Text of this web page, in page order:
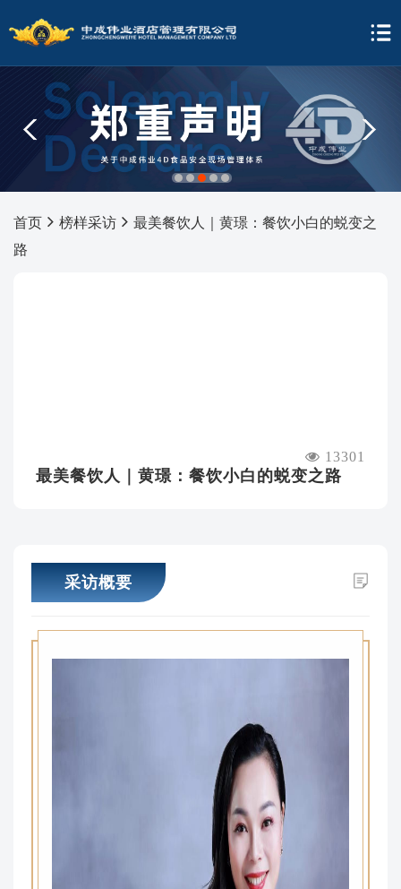
1 2 3 4 5
首页 榜样采访
最美餐饮人｜黄璟：餐饮小白的蜕变之
路
13301
最美餐饮人｜黄璟：餐饮小白的蜕变之路
采访概要